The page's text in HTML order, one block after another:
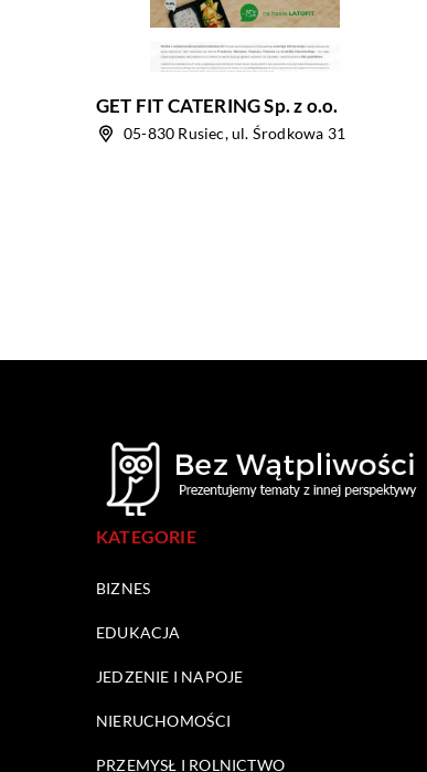
GET FIT CATERING Sp. z o.o.
05-830 Rusiec, ul. Środkowa 31
KATEGORIE
BIZNES
EDUKACJA
JEDZENIE I NAPOJE
NIERUCHOMOŚCI
PRZEMYSŁ I ROLNICTWO